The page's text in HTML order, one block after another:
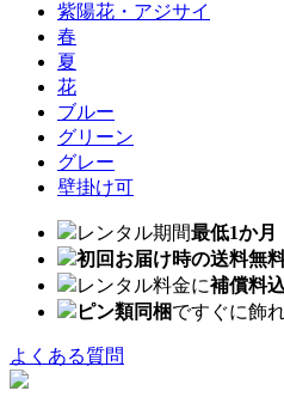
紫陽花・アジサイ
春
夏
花
ブルー
グリーン
グレー
壁掛け可
レンタル期間最低1か月
初回お届け時の送料無
レンタル料金に補償料
ピン類同梱ですぐに飾
よくある質問